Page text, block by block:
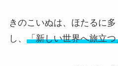
きのこいぬは、ほたるに
し、 「新しい世界へ旅立つ